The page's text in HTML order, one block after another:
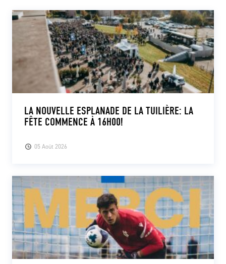
05 Août 2026
LA NOUVELLE ESPLANADE DE LA TUILIÈRE: LA
FÊTE COMMENCE À 16H00!